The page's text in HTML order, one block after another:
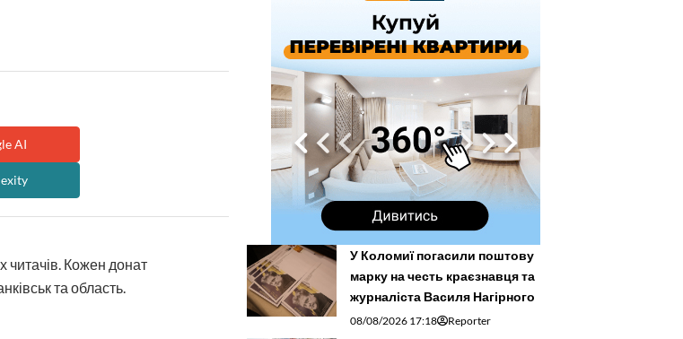
AI
читачів. Кожен донат
та область.
У Коломиї погасили поштову
марку на честь краєзнавця та
журналіста Василя Нагірного
08/08/2026 17:18 Reporter